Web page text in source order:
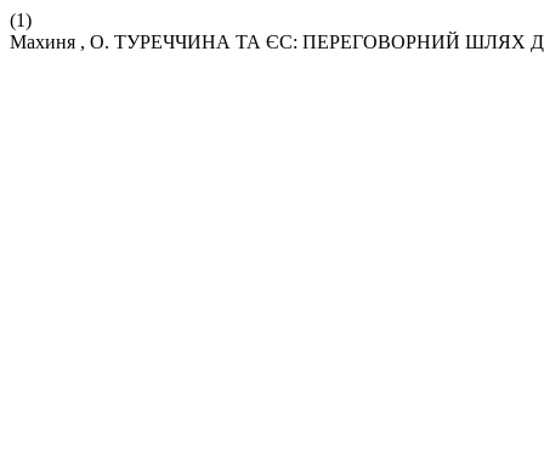
(1)
Махиня , О. ТУРЕЧЧИНА ТА ЄС: ПЕРЕГОВОРНИЙ ШЛЯХ